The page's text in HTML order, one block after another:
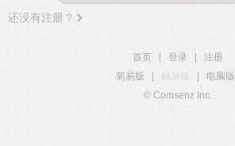
还没有注册？
首页 登录
注册
简易版
触屏版 电脑版
© Comsenz Inc.